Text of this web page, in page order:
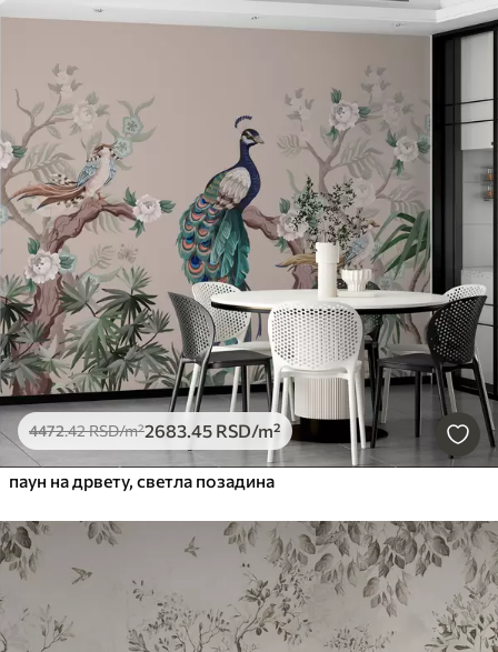
4472.42RSD/m²2683.45 RSD/m²
паун на дрвету, светла позадина